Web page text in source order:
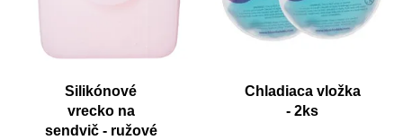
Silikónové
vrecko na
sendvič - ružové
Chladiaca vložka
- 2ks